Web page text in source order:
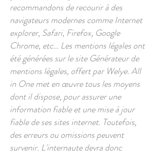
recommandons de recourir à des
navigateurs modernes comme Internet
explorer, Safari, Firefox, Google
Chrome, etc… Les mentions légales ont
été générées sur le site Générateur de
mentions légales, offert par Welye. All
in One met en œuvre tous les moyens
dont il dispose, pour assurer une
information fiable et une mise à jour
fiable de ses sites internet. Toutefois,
des erreurs ou omissions peuvent
survenir. L'internaute devra donc